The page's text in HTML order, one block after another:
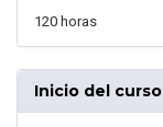
120 horas
Inicio del curso